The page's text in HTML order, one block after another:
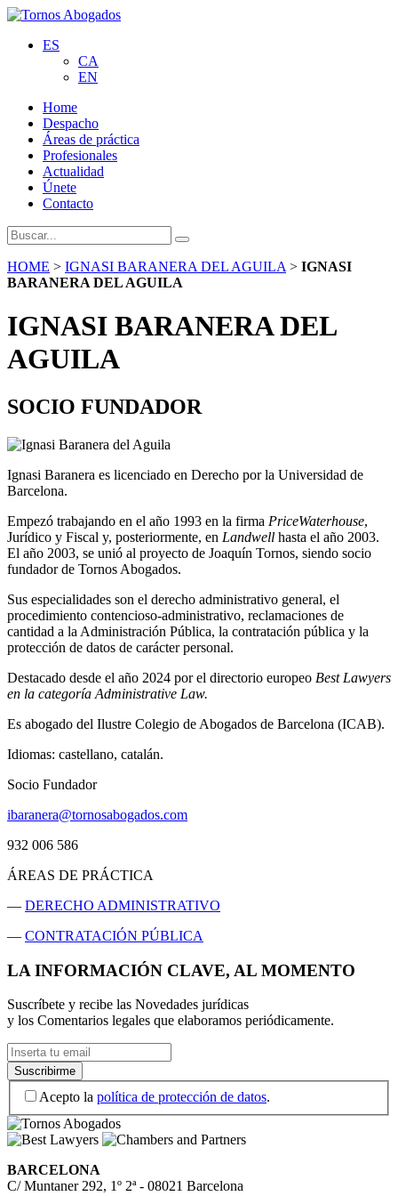
ES
CA
EN
Home
Despacho
Áreas de práctica
Profesionales
Actualidad
Únete
Contacto
HOME > IGNASI BARANERA DEL AGUILA > IGNASI
BARANERA DEL AGUILA
IGNASI BARANERA DEL
AGUILA
SOCIO FUNDADOR
Ignasi Baranera es licenciado en Derecho por la Universidad de
Barcelona.
Empezó trabajando en el año 1993 en la firma PriceWaterhouse,
Jurídico y Fiscal y, posteriormente, en Landwell hasta el año 2003.
El año 2003, se unió al proyecto de Joaquín Tornos, siendo socio
fundador de Tornos Abogados.
Sus especialidades son el derecho administrativo general, el
procedimiento contencioso-administrativo, reclamaciones de
cantidad a la Administración Pública, la contratación pública y la
protección de datos de carácter personal.
Destacado desde el año 2024 por el directorio europeo Best Lawyers
en la categoría Administrative Law.
Es abogado del Ilustre Colegio de Abogados de Barcelona (ICAB).
Idiomas: castellano, catalán.
Socio Fundador
ibaranera@tornosabogados.com
932 006 586
ÁREAS DE PRÁCTICA
— DERECHO ADMINISTRATIVO
— CONTRATACIÓN PÚBLICA
LA INFORMACIÓN CLAVE, AL MOMENTO
Suscríbete y recibe las Novedades jurídicas
y los Comentarios legales que elaboramos periódicamente.
Acepto la política de protección de datos.
BARCELONA
C/ Muntaner 292, 1º 2ª - 08021 Barcelona